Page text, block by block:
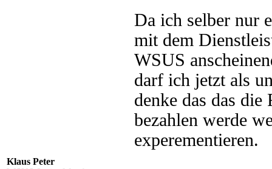
Klaus Peter
Da ich selber nur
mit dem
WSUS
darf ich jetzt als
denke das das
bezahlen werde
experementieren.